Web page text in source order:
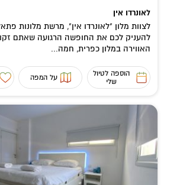
לאונרדו אין
לצוות מלון "לאונרדו אין", מרשת מלונות
להעניק לכם את החופשה הרגועה שאתם
האווירה במלון כפרית, חמה...
הוספה לטיול
שלי
על המפה